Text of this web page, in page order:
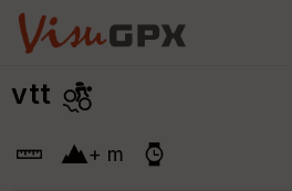
vtt
+ m